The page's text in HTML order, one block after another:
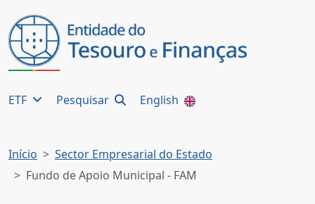
ETF Pesquisar English
Início
Sector Empresarial do Estado
Fundo de Apoio Municipal - FAM